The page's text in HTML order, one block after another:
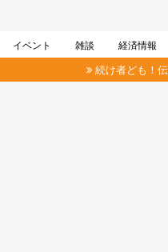
イベント 雑談 経済情報
続け者ども！